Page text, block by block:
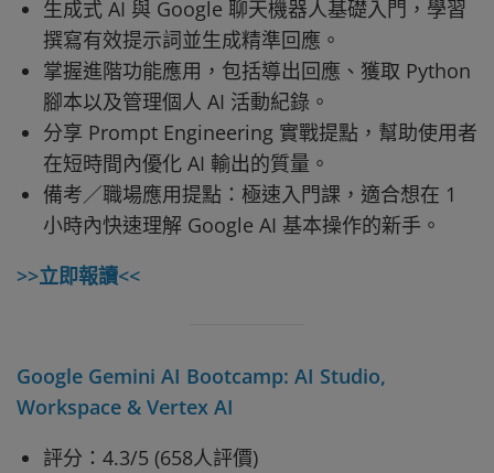
生成式 AI 與 Google 聊天機器人基礎入門，學習
撰寫有效提示詞並生成精準回應。
掌握進階功能應用，包括導出回應、獲取 Python
腳本以及管理個人 AI 活動紀錄。
分享 Prompt Engineering 實戰提點，幫助使用者
在短時間內優化 AI 輸出的質量。
備考／職場應用提點：極速入門課，適合想在 1
小時內快速理解 Google AI 基本操作的新手。
>>立即報讀<<
Google Gemini AI Bootcamp: AI Studio,
Workspace & Vertex AI
評分：4.3/5 (658人評價)